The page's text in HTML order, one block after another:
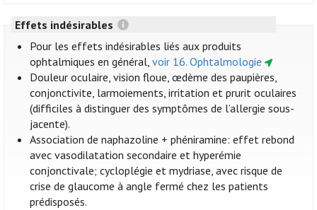
Effets indésirables
Pour les effets indésirables liés aux produits
ophtalmiques en général,voir 16. Ophtalmologie
Douleur oculaire, vision floue, œdème des paupières,
conjonctivite, larmoiements, irritation et prurit oculaires
(difficiles à distinguer des symptômes de l’allergie sous-
jacente).
Association de naphazoline + phéniramine: effet rebond
avec vasodilatation secondaire et hyperémie
conjonctivale; cycloplégie et mydriase, avec risque de
crise de glaucome à angle fermé chez les patients
prédisposés.